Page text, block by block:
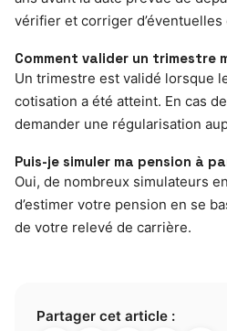
vérifier et corriger d’éventuelles
Comment valider un trimestre
Un trimestre est validé lorsque
cotisation a été atteint. En cas
demander une régularisation
Puis-je simuler ma pension à
Oui, de nombreux simulateurs
d’estimer votre pension en se
de votre relevé de carrière.
Partager cet article :